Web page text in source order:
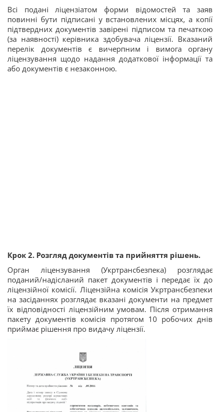
Всі подані ліцензіатом форми відомостей та заяв
повинні бути підписані у встановлених місцях, а копії
підтвердних документів завірені підписом та печаткою
(за наявності) керівника здобувача ліцензії. Вказаний
перелік документів є вичерпним і вимога органу
ліцензування щодо надання додаткової інформації та
або документів є незаконною.
Крок 2. Розгляд документів та прийняття рішень.
Орган ліцензування (Укртрансбезпека) розглядає
поданий/надісланий пакет документів і передає їх до
ліцензійної комісії. Ліцензійна комісія Укртрансбезпеки
на засіданнях розглядає вказані документи на предмет
їх відповідності ліцензійним умовам. Після отримання
пакету документів комісія протягом 10 робочих днів
приймає рішення про видачу ліцензії.